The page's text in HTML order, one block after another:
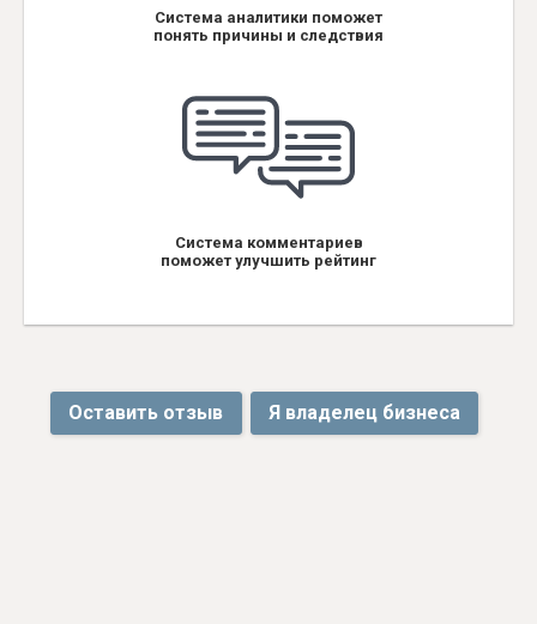
Система аналитики поможет
понять причины и следствия
Система комментариев
поможет улучшить рейтинг
Оставить отзыв Я владелец бизнеса